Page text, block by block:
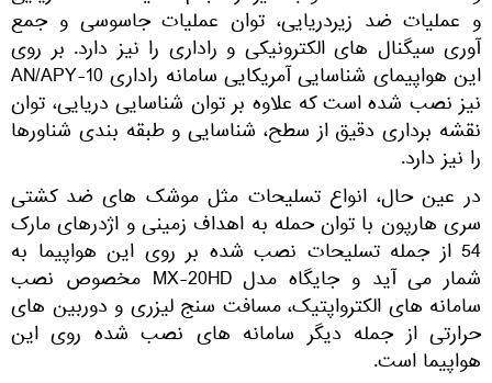
و عملیات ضد زیردریایی، توان عملیات جاسوسی و جمع
آوری سیگنال های الکترونیکی و راداری را نیز دارد. بر روی
این هواپیمای شناسایی آمریکایی سامانه راداری AN/APY-10
نیز نصب شده است که علاوه بر توان شناسایی دریایی، توان
نقشه برداری دقیق از سطح، شناسایی و طبقه بندی شناورها
را نیز دارد.
در عین حال، انواع تسلیحات مثل موشک های ضد کشتی
سری هارپون با توان حمله به اهداف زمینی و اژدرهای مارک
54 از جمله تسلیحات نصب شده بر روی این هواپیما به
شمار می آید و جایگاه مدل MX-20HD مخصوص نصب
سامانه های الکترواپتیک، مسافت سنج لیزری و دوربین های
حرارتی از جمله دیگر سامانه های نصب شده روی این
هواپیما است.